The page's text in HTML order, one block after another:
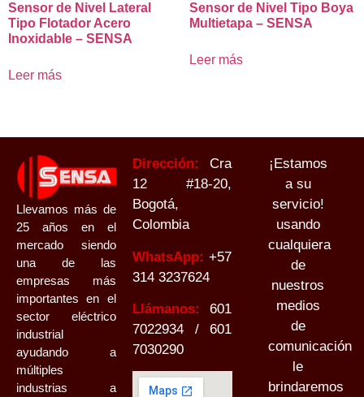
Sensor de Nivel Lateral
Tipo Flotador Acero
Inoxidable – SENSA
Leer más
Sensor de Nivel Tipo Boya
Multietapa – SENSA
Leer más
Llevamos más de
25 años en el
mercado siendo
una de las
empresas más
importantes en el
sector eléctrico
industrial
ayudando a
múltiples
industrias a
Dirección:
Cra
12 #18-20,
Bogotá,
Colombia
WhatsApp: +57
314 3237624
Llámanos: 601
7022934 / 601
7030290
¡Estamos
a su
servicio!
usando
cualquiera
de
nuestros
medios
de
comunicación
le
brindaremos